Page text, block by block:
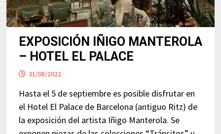
EXPOSICIÓN IÑIGO MANTEROLA
– HOTEL EL PALACE
31/08/2022
Hasta el 5 de septiembre es posible disfrutar en
el Hotel El Palace de Barcelona (antiguo Ritz) de
la exposición del artista Iñigo Manterola. Se